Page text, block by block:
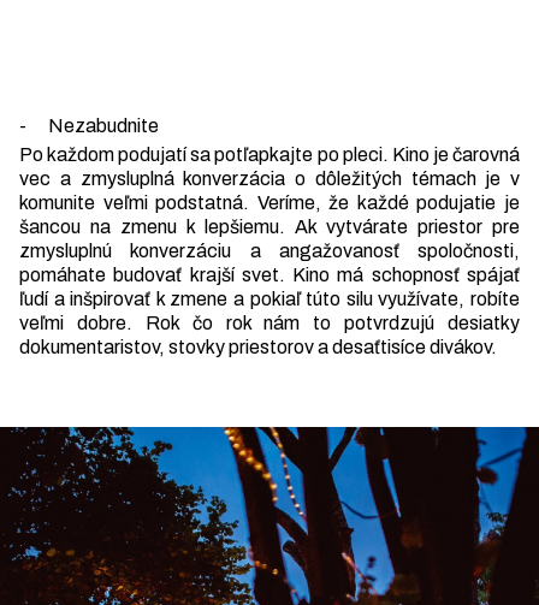
- Nezabudnite
Po každom podujatí sa potľapkajte po pleci. Kino je čarovná
vec a zmysluplná konverzácia o dôležitých témach je v
komunite veľmi podstatná. Veríme, že každé podujatie je
šancou na zmenu k lepšiemu. Ak vytvárate priestor pre
zmysluplnú konverzáciu a angažovanosť spoločnosti,
pomáhate budovať krajší svet. Kino má schopnosť spájať
ľudí a inšpirovať k zmene a pokiaľ túto silu využívate, robíte
veľmi dobre. Rok čo rok nám to potvrdzujú desiatky
dokumentaristov, stovky priestorov a desaťtisíce divákov.